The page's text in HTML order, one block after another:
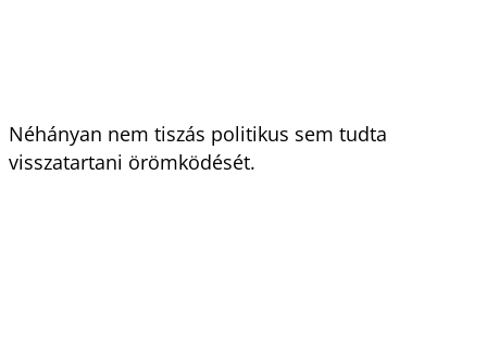
Néhányan nem tiszás politikus sem tudta
visszatartani örömködését.